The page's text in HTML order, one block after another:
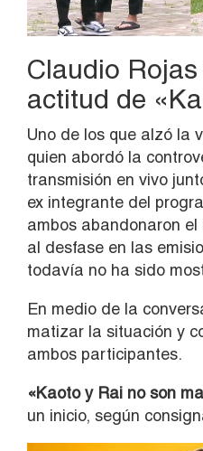
Claudio
actitud de
Uno de los que alzó la
quien abordó la
transmisión en vivo
ex integrante del
ambos abandonaron
al desfase en las
todavía no ha sido
En medio de la
matizar la situación y
ambos participantes.
«Kaoto y Rai no son
un inicio, según